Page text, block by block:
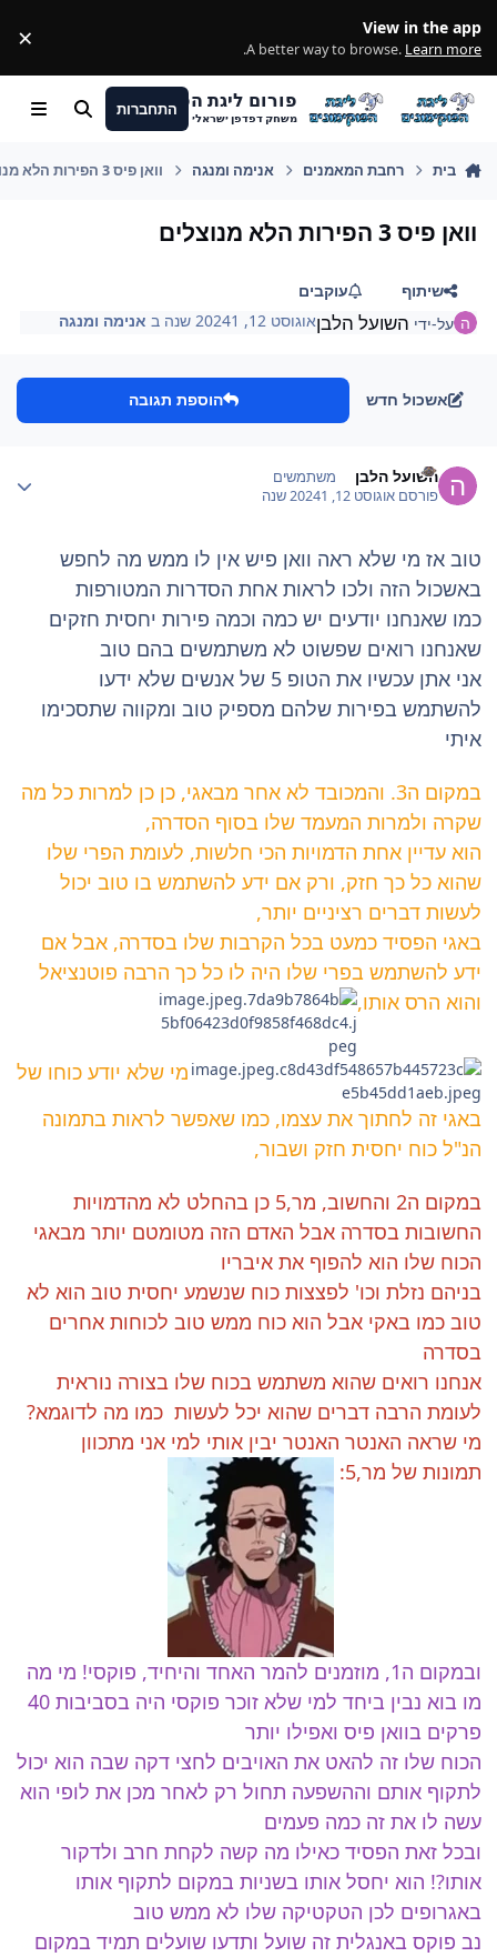
View in the app
A better way to browse. Learn more
.
×
פורום ליגת הפוקימונים
משחק דפדפן ישראלי
התחברות חיפוש Menu
בית רחבת המאמנים אנימה ומנגה וואן פיס 3 הפירות הלא מנוצלים
וואן פיס 3 הפירות הלא מנוצלים
שיתוף
עוקבים
על-ידי השועל הלבןאוגוסט 12, 2024 1 שנה ב אנימה ומנגה
אשכול חדש הוספת תגובה
השועל הלבן משתמשים
פורסםאוגוסט 12, 2024 1 שנה
טוב אז מי שלא ראה וואן פיש אין לו ממש מה לחפש
באשכול הזה ולכו לראות אחת הסדרות המטורפות
כמו שאנחנו יודעים יש כמה וכמה פירות יחסית חזקים
שאנחנו רואים שפשוט לא משתמשים בהם טוב
אני אתן עכשיו את הטופ 5 של אנשים שלא ידעו
להשתמש בפירות שלהם מספיק טוב ומקווה שתסכימו
איתי
במקום ה3. והמכובד לא אחר מבאגי, כן כן למרות כל מה
שקרה ולמרות המעמד שלו בסוף הסדרה,
הוא עדיין אחת הדמויות הכי חלשות, לעומת הפרי שלו
שהוא כל כך חזק, ורק אם ידע להשתמש בו טוב יכול
לעשות דברים רציניים יותר,
באגי הפסיד כמעט בכל הקרבות שלו בסדרה, אבל אם
ידע להשתמש בפרי שלו היה לו כל כך הרבה פוטנציאל
והוא הרס אותו,
מי שלא יודע כוחו של
באגי זה לחתוך את עצמו, כמו שאפשר לראות בתמונה
הנ"ל כוח יחסית חזק ושבור,
במקום ה2 והחשוב, מר,5 כן בהחלט לא מהדמויות
החשובות בסדרה אבל האדם הזה מטומטם יותר מבאגי
הכוח שלו הוא להפוף את איבריו
בניהם נזלת וכו' לפצצות כוח שנשמע יחסית טוב הוא לא
טוב כמו באקי אבל הוא כוח ממש טוב לכוחות אחרים
בסדרה
אנחנו רואים שהוא משתמש בכוח שלו בצורה נוראית
לעומת הרבה דברים שהוא יכל לעשות כמו מה לדוגמא?
מי שראה האנטר האנטר יבין אותי למי אני מתכוון
תמונות של מר,5:
ובמקום ה1, מוזמנים להמר האחד והיחיד, פוקסי! מי מה
מו בוא נבין ביחד למי שלא זוכר פוקסי היה בסביבות 40
פרקים בוואן פיס ואפילו יותר
הכוח שלו זה להאט את האויבים לחצי דקה שבה הוא יכול
לתקוף אותם וההשפעה תחול רק לאחר מכן את לופי הוא
עשה לו את זה כמה פעמים
ובכל זאת הפסיד כאילו מה קשה לקחת חרב ולדקור
אותו?! הוא יחסל אותו בשניות במקום לתקוף אותו
באגרופים לכן הטקטיקה שלו לא ממש טוב
נב פוקס באנגלית זה שועל ותדעו שועלים תמיד במקום